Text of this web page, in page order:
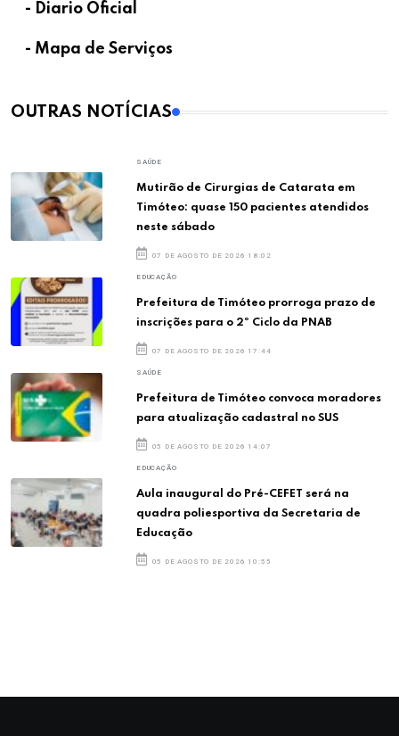
- Diario Oficial
- Mapa de Serviços
OUTRAS NOTÍCIAS
SAÚDE
Mutirão de Cirurgias de Catarata em
Timóteo: quase 150 pacientes atendidos
neste sábado
07 DE AGOSTO DE 2026 18:02
EDUCAÇÃO
Prefeitura de Timóteo prorroga prazo de
inscrições para o 2º Ciclo da PNAB
07 DE AGOSTO DE 2026 17:44
SAÚDE
Prefeitura de Timóteo convoca moradores
para atualização cadastral no SUS
05 DE AGOSTO DE 2026 14:07
EDUCAÇÃO
Aula inaugural do Pré-CEFET será na
quadra poliesportiva da Secretaria de
Educação
05 DE AGOSTO DE 2026 10:55